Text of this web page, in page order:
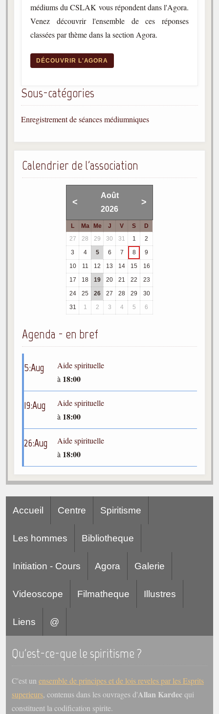
médiums du CSLAK vous répondent dans l'Agora.
Venez découvrir l'ensemble de ces réponses
classées par thème dans la section Agora.
DÉCOUVRIR L'AGORA
Sous-catégories
Enregistrement de séances médiumniques
Calendrier de l'association
<
Août
2026
>
L Ma Me J V S
D
27
28 29 30 31 1
2
3
4 5 6 7 8
9
10
11 12 13 14 15
16
17
18 19 20 21 22
23
24
25 26 27 28 29
30
31
1 2 3 4 5 6
Agenda - en bref
5:Aug
Aide spirituelle
à 18:00
19:Aug
Aide spirituelle
à 18:00
26:Aug
Aide spirituelle
à 18:00
Accueil Centre Spiritisme
Les hommes Bibliotheque
Initiation - Cours Agora Galerie
Videoscope Filmatheque Illustres
Liens @
Qu'est-ce-que le spiritisme ?
C'est un ensemble de principes et de lois reveles par les Esprits
superieurs, contenus dans les ouvrages d'Allan Kardecqui
constituent la codification spirite.